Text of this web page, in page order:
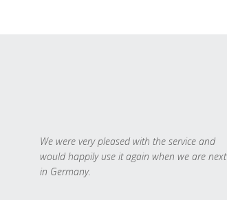
We were very pleased with the service and
would happily use it again when we are next
in Germany.